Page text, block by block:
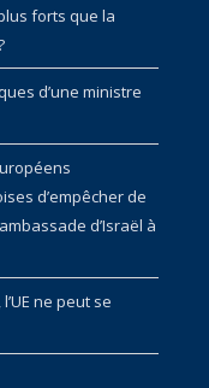
forts que la
d’une ministre
d’empêcher de
d’Israël à
ne peut se